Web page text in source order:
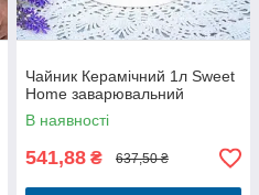
Чайник Керамічний 1л Sweet
Home заварювальний
В наявності
541,88 ₴ 637,50 ₴